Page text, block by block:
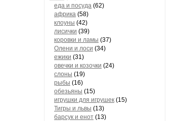
еда и посуда (62)
африка (58)
клоуны (42)
лисички (39)
коровки и ламы (37)
Олени и лоси (34)
ежики (31)
овечки и козочки (24)
слоны (19)
рыбы (16)
обезьяны (15)
игрушки для игрушек (15)
Тигры и львы (13)
барсук и енот (13)